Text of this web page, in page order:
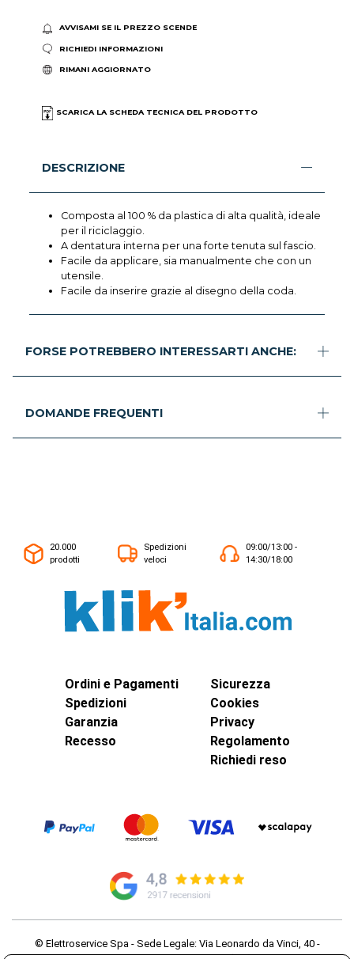
AVVISAMI SE IL PREZZO SCENDE
RICHIEDI INFORMAZIONI
RIMANI AGGIORNATO
SCARICA LA SCHEDA TECNICA DEL PRODOTTO
DESCRIZIONE
Composta al 100 % da plastica di alta qualità, ideale
per il riciclaggio.
A dentatura interna per una forte tenuta sul fascio.
Facile da applicare, sia manualmente che con un
utensile.
Facile da inserire grazie al disegno della coda.
FORSE POTREBBERO INTERESSARTI ANCHE:
DOMANDE FREQUENTI
20.000
prodotti
Spedizioni
veloci
09:00/13:00 -
14:30/18:00
Ordini e Pagamenti
Spedizioni
Garanzia
Recesso
Sicurezza
Cookies
Privacy
Regolamento
Richiedi reso
© Elettroservice Spa - Sede Legale: Via Leonardo da Vinci, 40 -